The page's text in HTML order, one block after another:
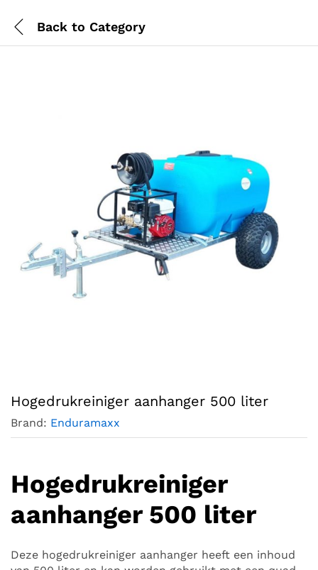
Back to Category
Hogedrukreiniger aanhanger 500 liter
Brand: Enduramaxx
Hogedrukreiniger
aanhanger 500 liter
Deze hogedrukreiniger aanhanger heeft een inhoud